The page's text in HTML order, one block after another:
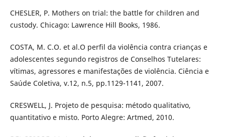
CHESLER, P. Mothers on trial: the battle for children and
custody. Chicago: Lawrence Hill Books, 1986.
COSTA, M. C.O. et al.O perfil da violência contra crianças e
adolescentes segundo registros de Conselhos Tutelares:
vítimas, agressores e manifestações de violência. Ciência e
Saúde Coletiva, v.12, n.5, pp.1129-1141, 2007.
CRESWELL, J. Projeto de pesquisa: método qualitativo,
quantitativo e misto. Porto Alegre: Artmed, 2010.